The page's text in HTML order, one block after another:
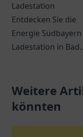
Ladestation
Entdecken Sie die
Energie Südbayern
Ladestation in Bad
mit
Weitere
könnten